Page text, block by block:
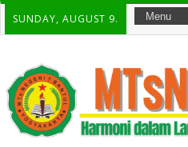
SUNDAY, AUGUST 9.